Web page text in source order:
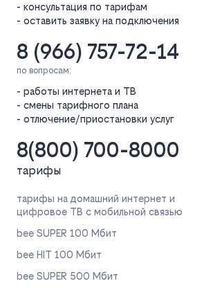
- консультация по тарифам
- оставить заявку на подключения
8 (966) 757-72-14
по вопросам:
- работы интернета и ТВ
- смены тарифного плана
- отлючение/приостановки услуг
8(800) 700-8000
тарифы
тарифы на домашний интернет и
цифровое ТВ с мобильной связью
bee SUPER 100 Мбит
bee HIT 100 Мбит
bee SUPER 500 Мбит